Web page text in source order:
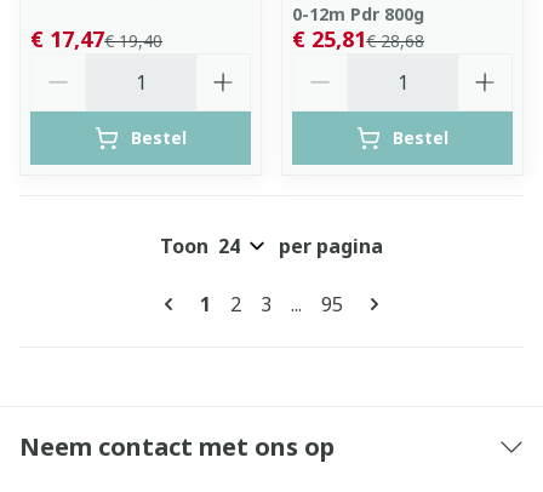
€ 19,40
€ 17,47
Bestel
0-12m Pdr 800g
€ 28,68
€ 25,81
Bestel
Pagina's
U lees momenteel pagina
1 Pagina
2 Pagina
3 ... Pagina
95
Toon per pagina
Neem contact met ons op